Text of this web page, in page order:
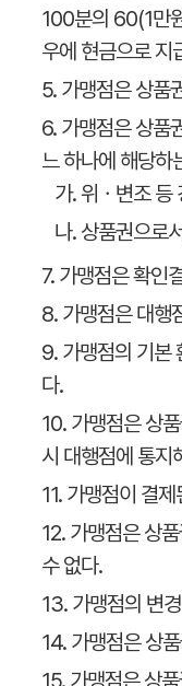
100분의 60(1만
우에 현금으로 지
5. 가맹점은 상품
6. 가맹점은 상품
느 하나에 해당하
가. 위ㆍ변조 등
나. 상품권으로
7. 가맹점은 확인
8. 가맹점은 대행
9. 가맹점의 기본
다.
10. 가맹점은 상
시 대행점에 통지
11. 가맹점이 결
12. 가맹점은 상
수 없다.
13. 가맹점의 변
14. 가맹점은 상
15. 가맹점은 상